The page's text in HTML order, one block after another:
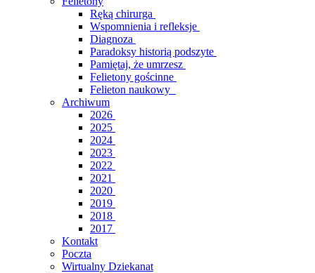
Ręką chirurga
Wspomnienia i refleksje
Diagnoza
Paradoksy historią podszyte
Pamiętaj, że umrzesz
Felietony gościnne
Felieton naukowy
Archiwum
2026
2025
2024
2023
2022
2021
2020
2019
2018
2017
Kontakt
Poczta
Wirtualny Dziekanat